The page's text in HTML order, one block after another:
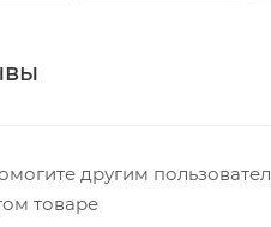
другим
товаре